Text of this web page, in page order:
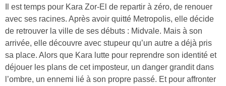
Il est temps pour Kara Zor-El de repartir à zéro, de renouer
avec ses racines. Après avoir quitté Metropolis, elle décide
de retrouver la ville de ses débuts : Midvale. Mais à son
arrivée, elle découvre avec stupeur qu’un autre a déjà pris
sa place. Alors que Kara lutte pour reprendre son identité et
déjouer les plans de cet imposteur, un danger grandit dans
l’ombre, un ennemi lié à son propre passé. Et pour affronter